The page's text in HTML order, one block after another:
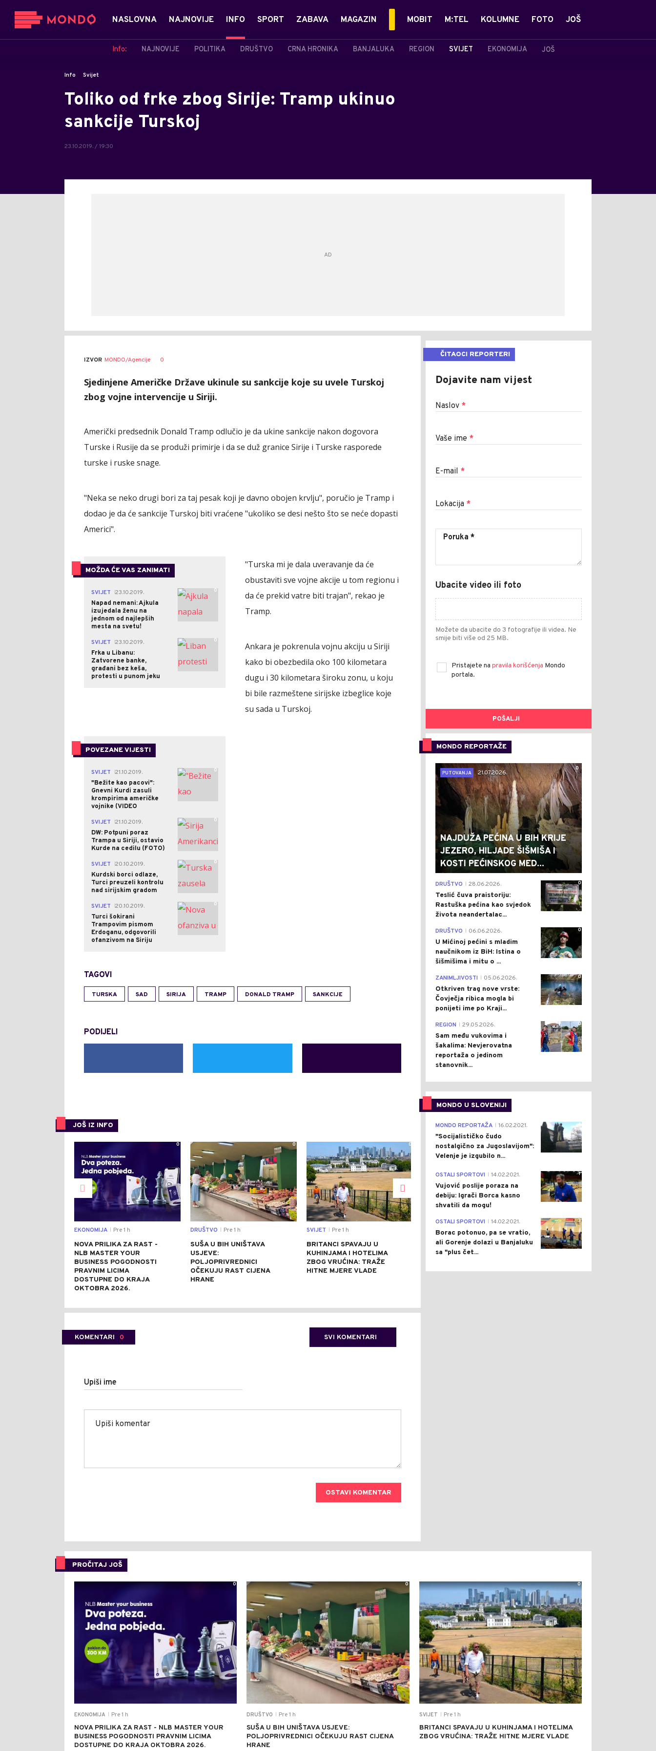
NASLOVNA NAJNOVIJE INFO
Info: NAJNOVIJE POLITIKA DRUŠTVO CRNA HRONIKA BANJALUKA REGION SVIJET EKONOMIJA JOŠ
SPORT ZABAVA MAGAZIN MOBIT M:TEL KOLUMNE FOTO JOŠ
Info Svijet
Toliko od frke zbog Sirije: Tramp ukinuo
sankcije Turskoj
23.10.2019. / 19:30
IZVOR MONDO/Agencije 0
Sjedinjene Američke Države ukinule su sankcije koje su uvele Turskoj
zbog vojne intervencije u Siriji.
Američki predsednik Donald Tramp odlučio je da ukine sankcije nakon dogovora
Turske i Rusije da se produži primirje i da se duž granice Sirije i Turske rasporede
turske i ruske snage.
"Neka se neko drugi bori za taj pesak koji je davno obojen krvlju", poručio je Tramp i
dodao je da će sankcije Turskoj biti vraćene "ukoliko se desi nešto što se neće dopasti
Americi".
MOŽDA ĆE VAS ZANIMATI
SVIJET
23.10.2019.
Napad nemani: Ajkula
izujedala ženu na
jednom od najlepših
mesta na svetu!
0
SVIJET
23.10.2019.
Frka u Libanu:
Zatvorene banke,
građani bez keša,
protesti u punom jeku
0
"Turska mi je dala uveravanje da će
obustaviti sve vojne akcije u tom regionu i
da će prekid vatre biti trajan", rekao je
Tramp.
Ankara je pokrenula vojnu akciju u Siriji
kako bi obezbedila oko 100 kilometara
dugu i 30 kilometara široku zonu, u koju
bi bile razmeštene sirijske izbeglice koje
su sada u Turskoj.
POVEZANE VIJESTI
SVIJET
21.10.2019.
"Bežite kao pacovi":
Gnevni Kurdi zasuli
krompirima američke
vojnike (VIDEO
0
SVIJET
21.10.2019.
DW: Potpuni poraz
Trampa u Siriji, ostavio
Kurde na cedilu (FOTO)
0
SVIJET
20.10.2019.
Kurdski borci odlaze,
Turci preuzeli kontrolu
nad sirijskim gradom
0
SVIJET
20.10.2019.
Turci šokirani
Trampovim pismom
Erdoganu, odgovorili
ofanzivom na Siriju
0
TAGOVI
TURSKA SAD SIRIJA TRAMP DONALD TRAMP SANKCIJE
PODIJELI
JOŠ IZ INFO
0
EKONOMIJA Pre 1 h
NOVA PRILIKA ZA RAST -
NLB MASTER YOUR
BUSINESS POGODNOSTI
PRAVNIM LICIMA
DOSTUPNE DO KRAJA
OKTOBRA 2026.
0
DRUŠTVO Pre 1 h
SUŠA U BIH UNIŠTAVA
USJEVE:
POLJOPRIVREDNICI
OČEKUJU RAST CIJENA
HRANE
0
SVIJET Pre 1 h
BRITANCI SPAVAJU U
KUHINJAMA I HOTELIMA
ZBOG VRUĆINA: TRAŽE
HITNE MJERE VLADE
0
REGION Pre 2 h
PREOKRET U ISTRAZI
UBISTVA RUSKINJE:
ZLOČINU UČESTVOVALO
DRUŠTVO | Pre 3 h
DANAS DO 41 STEPEN,
KOMENTARI 0 SVI KOMENTARI
Upiši ime
OSTAVI KOMENTAR
ČITAOCI REPORTERI
Dojavite nam vijest
Naslov *
Vaše ime *
E-mail *
Lokacija *
Ubacite video ili foto
Možete da ubacite do 3 fotografije ili videa. Ne
smije biti više od 25 MB.
Pristajete na pravila korišćenja Mondo
portala.
POŠALJI
MONDO REPORTAŽE
0
PUTOVANJA
21.07.2026.
NAJDUŽA PEĆINA U BIH KRIJE
JEZERO, HILJADE ŠIŠMIŠA I
KOSTI PEĆINSKOG MED...
0
DRUŠTVO 28.06.2026.
Teslić čuva praistoriju:
Rastuška pećina kao svjedok
života neandertalac...
0
DRUŠTVO 06.06.2026.
U Mićinoj pećini s mladim
naučnikom iz BiH: Istina o
šišmišima i mitu o ...
0
ZANIMLJIVOSTI 05.06.2026.
Otkriven trag nove vrste:
Čovječja ribica mogla bi
ponijeti ime po Kraji...
0
REGION 29.05.2026.
Sam među vukovima i
šakalima: Nevjerovatna
reportaža o jedinom
stanovnik...
MONDO U SLOVENIJI
4
MONDO REPORTAŽA 16.02.2021.
"Socijalističko čudo
nostalgično za Jugoslavijom":
Velenje je izgubilo n...
1
OSTALI SPORTOVI 14.02.2021.
Vujović poslije poraza na
debiju: Igrači Borca kasno
shvatili da mogu!
3
OSTALI SPORTOVI 14.02.2021.
Borac potonuo, pa se vratio,
ali Gorenje dolazi u Banjaluku
sa "plus čet...
PROČITAJ JOŠ
EKONOMIJA Pre 1 h
NOVA PRILIKA ZA RAST - NLB MASTER YOUR
BUSINESS POGODNOSTI PRAVNIM LICIMA
DOSTUPNE DO KRAJA OKTOBRA 2026.
0
DRUŠTVO Pre 1 h
SUŠA U BIH UNIŠTAVA USJEVE:
POLJOPRIVREDNICI OČEKUJU RAST CIJENA
HRANE
0
SVIJET Pre 1 h
BRITANCI SPAVAJU U KUHINJAMA I HOTELIMA
ZBOG VRUĆINA: TRAŽE HITNE MJERE VLADE
0